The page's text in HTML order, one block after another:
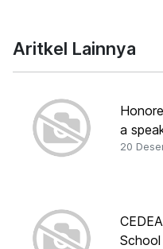
Aritkel Lainnya
a
20
School